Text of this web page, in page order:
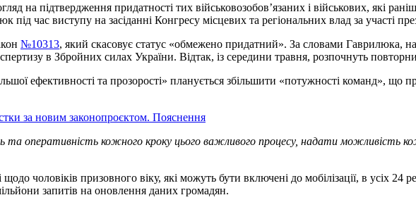
на підтвердження придатності тих військовозобов’язаних і військових, які
під час виступу на засіданні Конгресу місцевих та регіональних влад за участі
№10313, який скасовує статус «обмежено придатний». За словами Гаврилюка,
в Збройних силах України. Відтак, із середини травня, розпочнуть
ефективності та прозорості» планується збільшити «потужності команд»,
за новим законопроєктом. Пояснення
оперативність кожного кроку цього важливого процесу, надати можливість
чоловіків призовного віку, які можуть бути включені до мобілізації, в усіх 24
запитів на оновлення даних громадян.